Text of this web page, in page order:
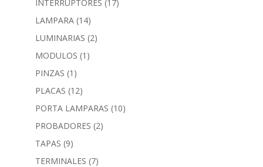
INTERRUPTORES (17)
LAMPARA (14)
LUMINARIAS (2)
MODULOS (1)
PINZAS (1)
PLACAS (12)
PORTA LAMPARAS (10)
PROBADORES (2)
TAPAS (9)
TERMINALES (7)